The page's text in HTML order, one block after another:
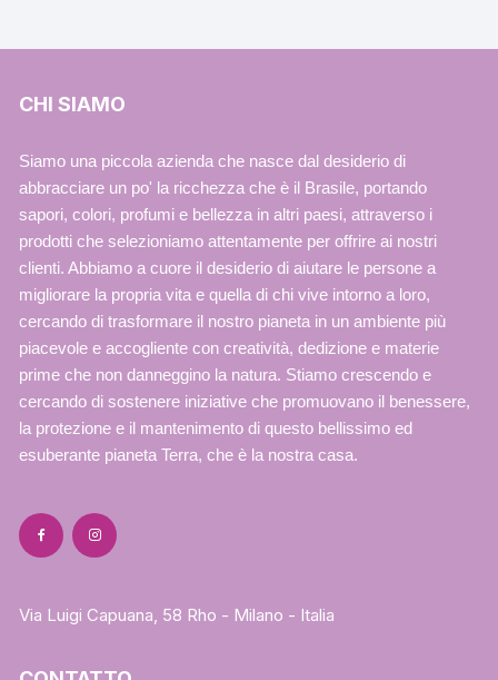
CHI SIAMO
Siamo una piccola azienda che nasce dal desiderio di
abbracciare un po' la ricchezza che è il Brasile, portando
sapori, colori, profumi e bellezza in altri paesi, attraverso i
prodotti che selezioniamo attentamente per offrire ai nostri
clienti. Abbiamo a cuore il desiderio di aiutare le persone a
migliorare la propria vita e quella di chi vive intorno a loro,
cercando di trasformare il nostro pianeta in un ambiente più
piacevole e accogliente con creatività, dedizione e materie
prime che non danneggino la natura. Stiamo crescendo e
cercando di sostenere iniziative che promuovano il benessere,
la protezione e il mantenimento di questo bellissimo ed
esuberante pianeta Terra, che è la nostra casa.
Via Luigi Capuana, 58 Rho - Milano - Italia